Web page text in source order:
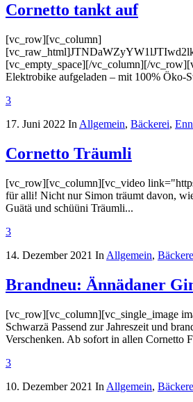
Cornetto tankt auf
[vc_row][vc_column]
[vc_empty_space][/vc_column][/
Elektrobike aufgeladen – mit 100% Öko-
3
17. Juni 2022 In Allgemein, Bäckerei,
Cornetto Träumli
[vc_row][vc_column][vc_video
für alli! Nicht nur Simon träumt davon,
Guätä und schüüni Träumli...
3
14. Dezember 2021 In Allgemein,
Brandneu: Ännädaner
[vc_row][vc_column][vc_single_image
Schwarzä Passend zur Jahreszeit und
Verschenken. Ab sofort in allen Cornetto
3
10. Dezember 2021 In Allgemein,